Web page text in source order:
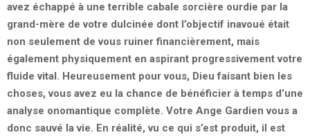
avez échappé à une terrible cabale sorcière ourdie par la
grand-mère de votre dulcinée dont l’objectif inavoué était
non seulement de vous ruiner financièrement, mais
également physiquement en aspirant progressivement votre
fluide vital. Heureusement pour vous, Dieu faisant bien les
choses, vous avez eu la chance de bénéficier à temps d’une
analyse onomantique complète. Votre Ange Gardien vous a
donc sauvé la vie. En réalité, vu ce qui s’est produit, il est